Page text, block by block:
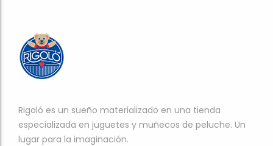
Rigoló es un sueño materializado en una tienda
especializada en juguetes y muñecos de peluche. Un
lugar para la imaginación.